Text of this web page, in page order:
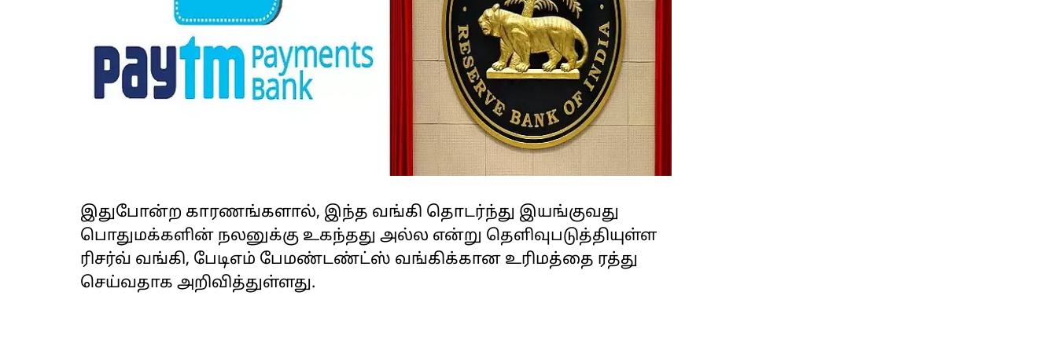
இதுபோன்ற காரணங்களால், இந்த வங்கி தொடர்ந்து இயங்குவது
பொதுமக்களின் நலனுக்கு உகந்தது அல்ல என்று தெளிவுபடுத்தியுள்ள
ரிசர்வ் வங்கி, பேடிஎம் பேமண்டண்ட்ஸ் வங்கிக்கான உரிமத்தை ரத்து
செய்வதாக அறிவித்துள்ளது.